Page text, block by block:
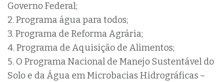
Governo Federal;
2. Programa água para todos;
3. Programa de Reforma Agrária;
4. Programa de Aquisição de Alimentos;
5. O Programa Nacional de Manejo Sustentável do
Solo e da Água em Microbacias Hidrográficas –